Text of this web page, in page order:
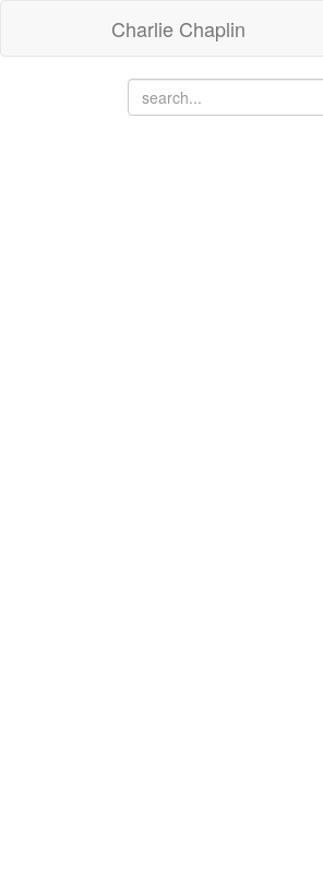
Charlie Chaplin